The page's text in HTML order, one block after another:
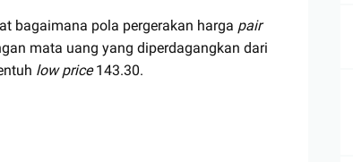
bagaimana pola pergerakan harga pair
mata uang yang diperdagangkan dari
low price143.30.